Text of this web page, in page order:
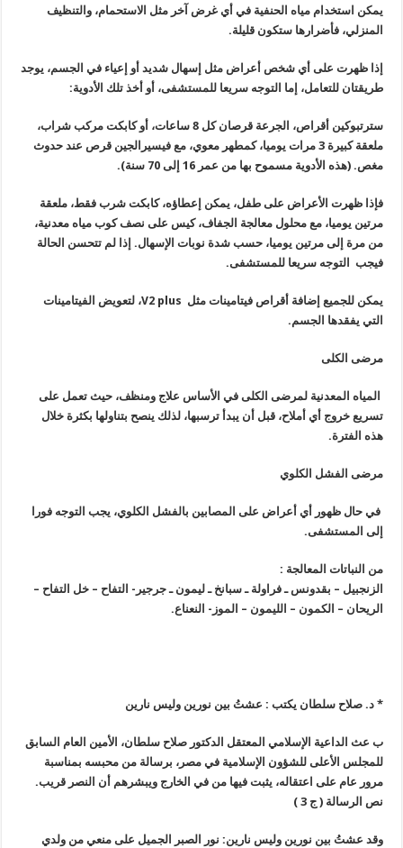
يمكن استخدام مياه الحنفية في أي غرض آخر مثل الاستحمام، والتنظيف
المنزلي، فأضرارها ستكون قليلة.
إذا ظهرت على أي شخص أعراض مثل إسهال شديد أو إعياء في الجسم، يوجد
طريقتان للتعامل، إما التوجه سريعا للمستشفى، أو أخذ تلك الأدوية:
سترتبوكين أقراص، الجرعة قرصان كل 8 ساعات، أو كابكت مركب شراب،
ملعقة كبيرة 3 مرات يوميا، كمطهر معوي، مع فيسيرالجين قرص عند حدوث
مغص. (هذه الأدوية مسموح بها من عمر 16 إلى 70 سنة).
فإذا ظهرت الأعراض على طفل، يمكن إعطاؤه، كابكت شرب فقط، ملعقة
مرتين يوميا، مع محلول معالجة الجفاف، كيس على نصف كوب مياه معدنية،
من مرة إلى مرتين يوميا، حسب شدة نوبات الإسهال. إذا لم تتحسن الحالة
فيجب التوجه سريعا للمستشفى.
يمكن للجميع إضافة أقراص فيتامينات مثل
، لتعويض الفيتامينات
التي يفقدها الجسم.
مرضى الكلى
المياه المعدنية لمرضى الكلى في الأساس علاج ومنظف، حيث تعمل على
تسريع خروج أي أملاح، قبل أن يبدأ ترسبها، لذلك ينصح بتناولها بكثرة خلال
هذه الفترة.
مرضى الفشل الكلوي
في حال ظهور أي أعراض على المصابين بالفشل الكلوي، يجب التوجه فورا
إلى المستشفى.
من النباتات المعالجة :
الزنجبيل – بقدونس ـ فراولة ـ سبانخ ـ ليمون ـ جرجير- التفاح – خل التفاح –
الريحان – الكمون – الليمون – الموز- النعناع.
* د. صلاح سلطان يكتب : عشتُ بين نورين وليس نارين
ب عث الداعية الإسلامي المعتقل الدكتور صلاح سلطان، الأمين العام السابق
للمجلس الأعلى للشؤون الإسلامية في مصر، برسالة من محبسه بمناسبة
مرور عام على اعتقاله، يثبت فيها من في الخارج ويبشرهم أن النصر قريب.
نص الرسالة ( ج 3
)
وقد عشتُ بين نورين وليس نارين: نور الصبر الجميل على منعي من ولدي